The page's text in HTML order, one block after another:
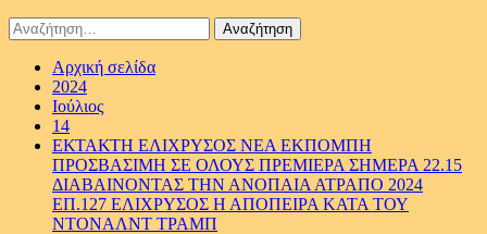
Αναζήτηση
για:
Αρχική σελίδα
2024
Ιούλιος
14
ΕΚΤΑΚΤΗ ΕΛΙΧΡΥΣΟΣ ΝΕΑ ΕΚΠΟΜΠΗ
ΠΡΟΣΒΑΣΙΜΗ ΣΕ ΟΛΟΥΣ ΠΡΕΜΙΕΡΑ ΣΗΜΕΡΑ 22.15
ΔΙΑΒΑΙΝΟΝΤΑΣ ΤΗΝ ΑΝΟΠΑΙΑ ΑΤΡΑΠΟ 2024
ΕΠ.127 ΕΛΙΧΡΥΣΟΣ Η ΑΠΟΠΕΙΡΑ ΚΑΤΑ ΤΟΥ
NTONAΛΝΤ ΤΡΑΜΠ